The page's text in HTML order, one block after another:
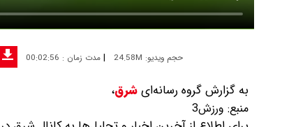
حجم ویدیو: 24.58M |مدت زمان : 00:02:56
به گزارش گروه رسانه‌ایشرق،
منبع: ورزش3